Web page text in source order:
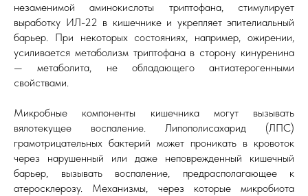
незаменимой аминокислоты триптофана, стимулирует
выработку ИЛ-22 в кишечнике и укрепляет эпителиальный
барьер. При некоторых состояниях, например, ожирении,
усиливается метаболизм триптофана в сторону кинуренина
— метаболита, не обладающего антиатерогенными
свойствами.
Микробные компоненты кишечника могут вызывать
вялотекущее воспаление. Липополисахарид (ЛПС)
грамотрицательных бактерий может проникать в кровоток
через нарушенный или даже неповрежденный кишечный
барьер, вызывать воспаление, предрасполагающее к
атеросклерозу. Механизмы, через которые микробиота